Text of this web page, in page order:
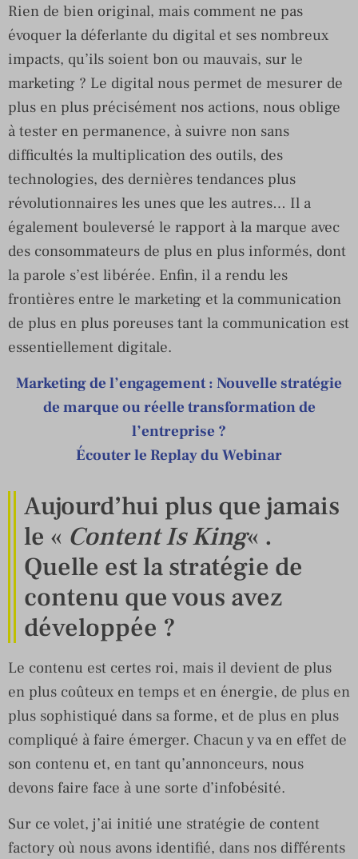
Rien de bien original, mais comment ne pas
évoquer la déferlante du digital et ses nombreux
impacts, qu’ils soient bon ou mauvais, sur le
marketing ? Le digital nous permet de mesurer de
plus en plus précisément nos actions, nous oblige
à tester en permanence, à suivre non sans
difficultés la multiplication des outils, des
technologies, des dernières tendances plus
révolutionnaires les unes que les autres… Il a
également bouleversé le rapport à la marque avec
des consommateurs de plus en plus informés, dont
la parole s’est libérée. Enfin, il a rendu les
frontières entre le marketing et la communication
de plus en plus poreuses tant la communication est
essentiellement digitale.
Marketing de l’engagement : Nouvelle stratégie
de marque ou réelle transformation de
l’entreprise ?
Écouter le Replay du Webinar
Aujourd’hui plus que jamais
le « Content Is King« .
Quelle est la stratégie de
contenu que vous avez
développée ?
Le contenu est certes roi, mais il devient de plus
en plus coûteux en temps et en énergie, de plus en
plus sophistiqué dans sa forme, et de plus en plus
compliqué à faire émerger. Chacun y va en effet de
son contenu et, en tant qu’annonceurs, nous
devons faire face à une sorte d’infobésité.
Sur ce volet, j’ai initié une stratégie de content
factory où nous avons identifié, dans nos différents